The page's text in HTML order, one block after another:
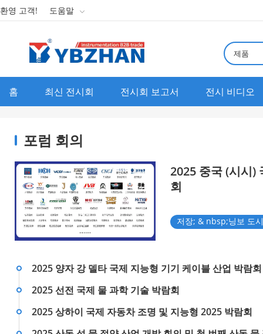
환영 고객! 도움말 
제품
홈 최신 전시회 전시회 보고서 전시 비디오
포럼 회의
2025 중국 (시시)
회
저장; & nbsp;닝보 도시
2025 양자 강 델타 국제 지능형 기기 케이블 산업 박람회
2025 선전 국제 물 과학 기술 박람회
2025 상하이 국제 자동차 조명 및 지능형 2025 박람회